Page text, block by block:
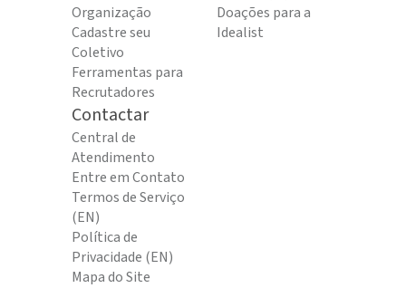
Organização
Cadastre seu
Coletivo
Ferramentas para
Recrutadores
Doações para a
Idealist
Contactar
Central de
Atendimento
Entre em Contato
Termos de Serviço
(EN)
Política de
Privacidade (EN)
Mapa do Site